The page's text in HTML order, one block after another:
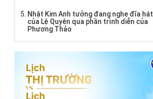
Nhật Kim Anh tưởng đang nghe đĩa hát
của Lệ Quyên qua phần trình diễn của
Phương Thảo